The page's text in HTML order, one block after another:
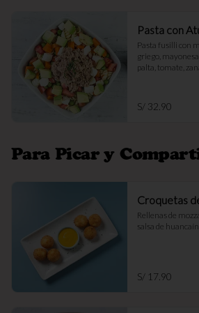
Pasta con
Pasta fusilli con
griego,
palta, tomate,
S/ 32.90
Para Picar y
Croquetas
Rellenas de
salsa de
S/ 17.90